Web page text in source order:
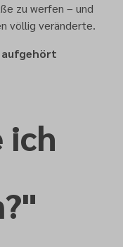
zu werfen – und
völlig veränderte.
aufgehört
ich